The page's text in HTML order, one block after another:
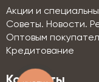
Акции и
Советы. Новости.
Оптовым
Кредитование